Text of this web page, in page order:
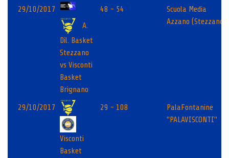
29/10/2017
A.
Dil. Basket
Stezzano
vs Visconti
Basket
Brignano
48 - 54
Scuola Media
Azzano (Stezzano)
29/10/2017
Visconti
Basket
29 - 108
PalaFontanine
"PALAVISCONTI"